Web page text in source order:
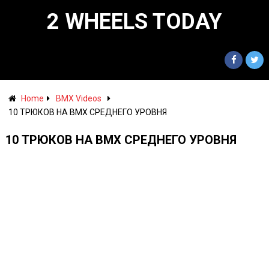
2 WHEELS TODAY
Home
BMX Videos
10 ТРЮКОВ НА BMX СРЕДНЕГО УРОВНЯ
10 ТРЮКОВ НА BMX СРЕДНЕГО УРОВНЯ